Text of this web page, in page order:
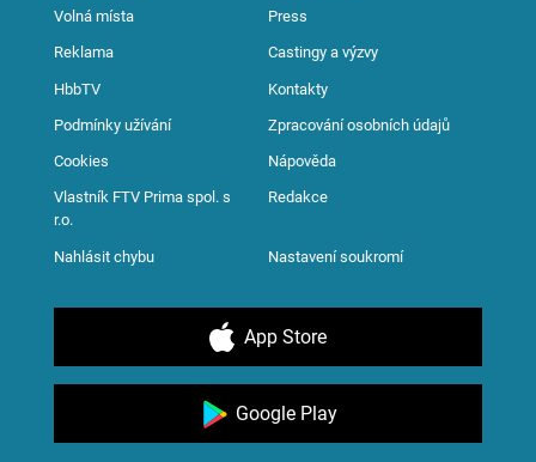
Volná místa Press
Reklama Castingy a výzvy
HbbTV Kontakty
Podmínky užívání Zpracování osobních údajů
Cookies Nápověda
Vlastník FTV Prima spol. s
r.o.
Redakce
Nahlásit chybu Nastavení soukromí
App Store
Google Play